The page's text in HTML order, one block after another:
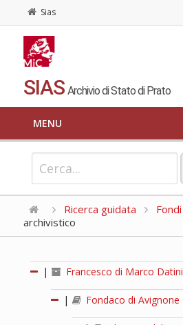
Sias
SIAS Archivio di Stato di Prato
MENU
Ricerca guidata Fondi
archivistico
| Francesco di Marco Datini
| Fondaco di Avignone